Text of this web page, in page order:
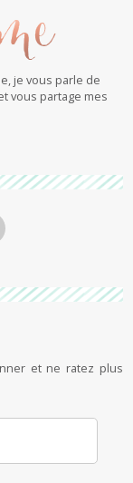
je vous parle de
vous partage mes
et ne ratez plus